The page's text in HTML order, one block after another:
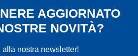
AGGIORNATO
NOVITÀ?
alla nostra newsletter!